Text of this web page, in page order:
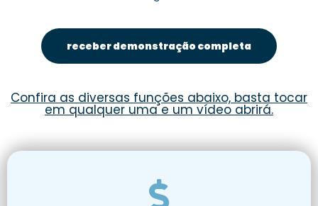
receber demonstração completa
Confira as diversas funções abaixo, basta tocar
em qualquer uma e um vídeo abrirá.